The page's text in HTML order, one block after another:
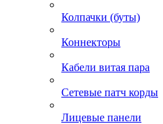
Колпачки (буты)
Коннекторы
Кабели витая пара
Сетевые патч корды
Лицевые панели